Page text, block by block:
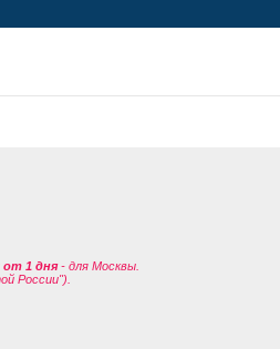
от 1 дня- для Москвы.
России").